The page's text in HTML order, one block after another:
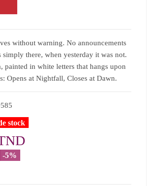
without warning. No announcements
simply there, when yesterday it was not.
painted in white letters that hangs upon
Opens at Nightfall, Closes at Dawn.
stock
-5%